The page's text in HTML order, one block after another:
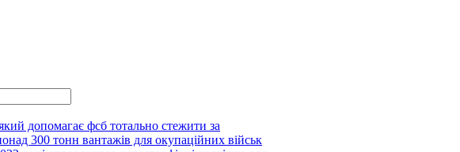
допомагає фсб тотально стежити за
300 тонн вантажів для окупаційних військ